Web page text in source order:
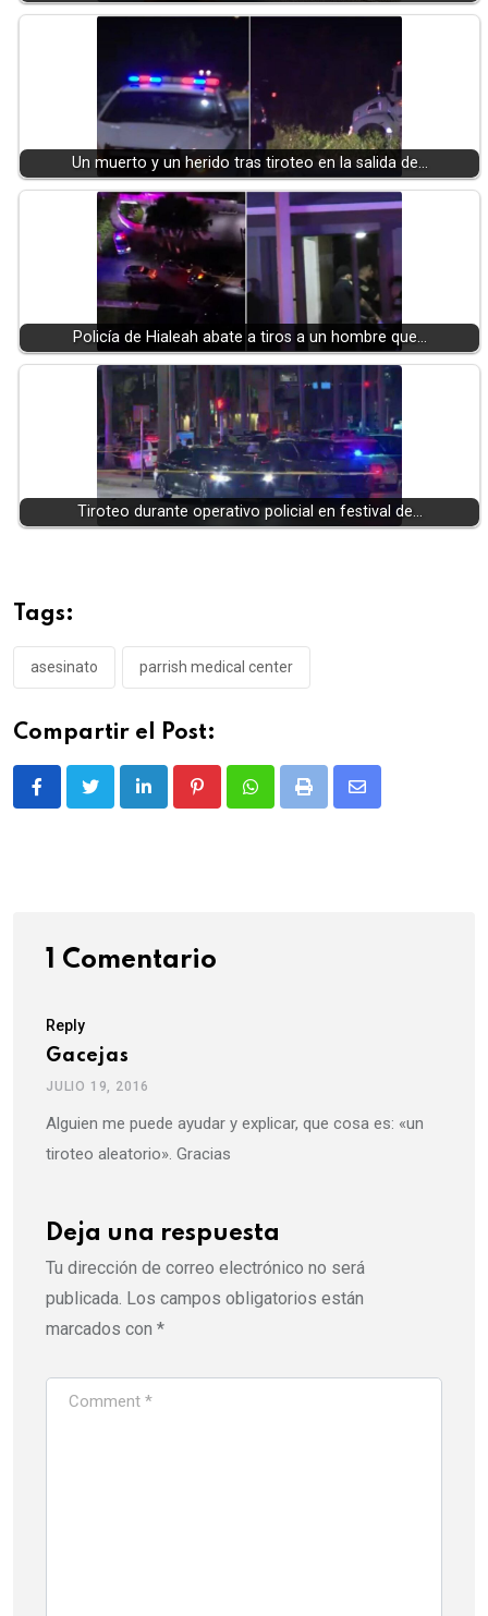
Un muerto y un herido tras tiroteo en la salida de…
Policía de Hialeah abate a tiros a un hombre que…
Tiroteo durante operativo policial en festival de…
Tags:
asesinato parrish medical center
Compartir el Post:
LinkedIn PinterestWhatsappPrint
Share
1 Comentario
Reply
Gacejas
JULIO 19, 2016
Alguien me puede ayudar y explicar, que cosa es: «un
tiroteo aleatorio». Gracias
Deja una respuesta
Tu dirección de correo electrónico no será
publicada. Los campos obligatorios están
marcados con *